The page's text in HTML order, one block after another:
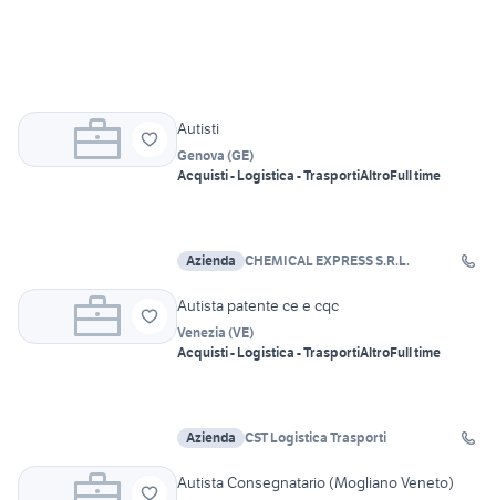
Autisti
Genova (GE)
Acquisti - Logistica - TrasportiAltroFull time
Azienda CHEMICAL EXPRESS S.R.L.
Autista patente ce e cqc
Venezia (VE)
Acquisti - Logistica - TrasportiAltroFull time
Azienda CST Logistica Trasporti
Autista Consegnatario (Mogliano Veneto)